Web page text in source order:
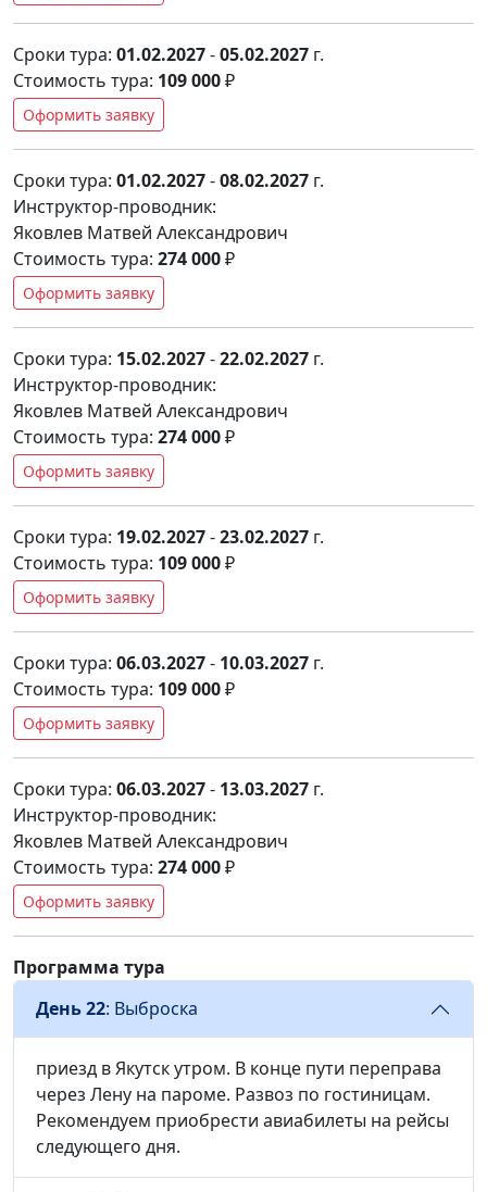
Сроки тура: 01.02.2027-05.02.2027 г.
Стоимость тура: 109 000₽
Оформить заявку
Сроки тура: 01.02.2027-08.02.2027 г.
Инструктор-проводник:
Яковлев Матвей Александрович
Стоимость тура: 274 000₽
Оформить заявку
Сроки тура: 15.02.2027-22.02.2027 г.
Инструктор-проводник:
Яковлев Матвей Александрович
Стоимость тура: 274 000₽
Оформить заявку
Сроки тура: 19.02.2027-23.02.2027 г.
Стоимость тура: 109 000₽
Оформить заявку
Сроки тура: 06.03.2027- 10.03.2027 г.
Стоимость тура: 109 000₽
Оформить заявку
Сроки тура: 06.03.2027- 13.03.2027 г.
Инструктор-проводник:
Яковлев Матвей Александрович
Стоимость тура: 274 000₽
Оформить заявку
Программа тура
День 22: Выброска
приезд в Якутск утром. В конце пути переправа
через Лену на пароме. Развоз по гостиницам.
Рекомендуем приобрести авиабилеты на рейсы
следующего дня.